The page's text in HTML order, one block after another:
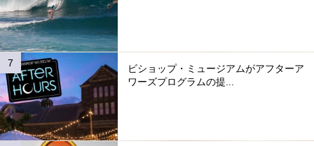
ビショップ・ミュージアムがアフターア
ワーズプログラムの提...